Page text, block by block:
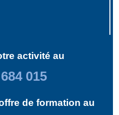
activité au
015
de formation au